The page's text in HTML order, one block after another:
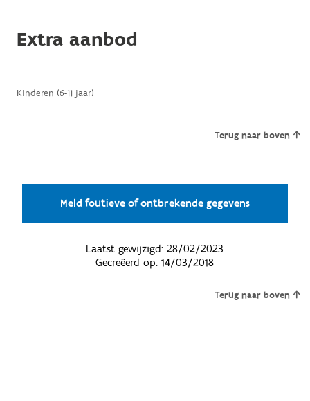
Extra aanbod
Kinderen (6-11 jaar)
Terug naar boven
Meld foutieve of ontbrekende gegevens
Laatst gewijzigd:28/02/2023
Gecreëerd op:14/03/2018
Terug naar boven